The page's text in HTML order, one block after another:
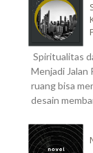
Spiritualitas
Menjadi Jalan
ruang bisa
desain